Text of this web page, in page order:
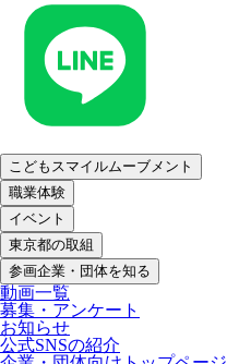
こどもスマイルムーブメント
職業体験
イベント
東京都の取組
参画企業・団体を知る
動画一覧
募集・アンケート
お知らせ
公式SNSの紹介